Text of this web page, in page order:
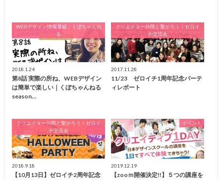
WEBデザイン情報番組：くぼちゃんね
る
2018.1.24
第8話 実際の所ね、WEBデザイン
は簡単で楽しい｜くぼちゃんねる
season…
クリエイター仲間と繋がろう！ゼロイ
チ交流会
2017.11.28
11/23 ゼロイチ1周年記念パーテ
ィレポート
クリエイター仲間と繋がろう！ゼロイ
チ交流会
2018.9.18
【10月13日】ゼロイチ2周年記念
イベント
2019.12.19
【zooｍ開催決定!!】５つの講座を